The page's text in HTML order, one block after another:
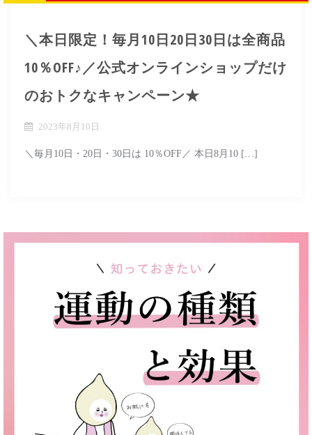
＼本日限定！毎月10日20日30日は全商品
10％OFF♪／公式オンラインショップだけ
のおトクなキャンペーン★
2023年8月10日
＼毎月10日・20日・30日は 10％OFF／ 本日8月10 […]